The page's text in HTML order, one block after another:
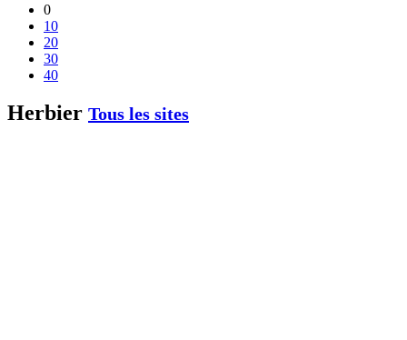
0
10
20
30
40
Herbier Tous les sites